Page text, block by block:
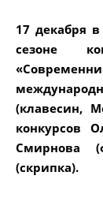
17 декабря
сезоне
(клавесин,
конкурсов
Смирнова
(скрипка).